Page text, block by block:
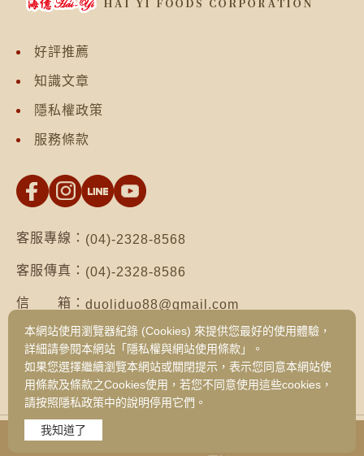
好評推薦
知識文章
隱私權政策
服務條款
客服專線： (04)-2328-8568
客服傳真： (04)-2328-8586
信 箱： duoliduo88@gmail.com
地 址：台南市仁德區保安路二段552號（台南總公
司）
台中市西區健行路1049號3樓之19（台中
旗艦門市）
Copyright © 2026 DUO LI DUO FOODS CORPORATION
All Rights Reserved. Designed By
本網站使用瀏覽器紀錄 (Cookies) 來提供您最好的使用體驗，
詳細請參閱本網站「隱私權與網站使用條款」。
如果您選擇繼續瀏覽本網站或關閉提示，表示您同意本網站使
用條款及條款之Cookies使用，若您不同意使用這些cookies，
請按照隱私政策中的說明停用它們。
我知道了